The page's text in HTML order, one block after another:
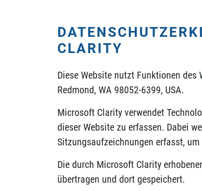
CLARITY
Diese Website nutzt Funktionen des
Redmond, WA 98052-6399, USA.
Microsoft Clarity verwendet
dieser Website zu erfassen. Dabei
Sitzungsaufzeichnungen erfasst,
Die durch Microsoft Clarity
übertragen und dort gespeichert.